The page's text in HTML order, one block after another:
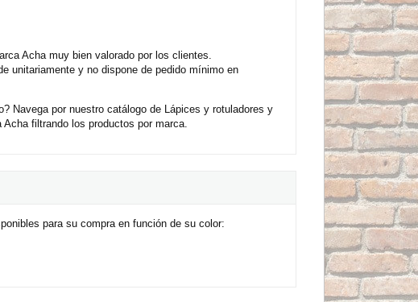
Acha muy bien valorado por los clientes.
unitariamente y no dispone de pedido mínimo en
Navega por nuestro catálogo de Lápices y rotuladores y
filtrando los productos por marca.
para su compra en función de su color: